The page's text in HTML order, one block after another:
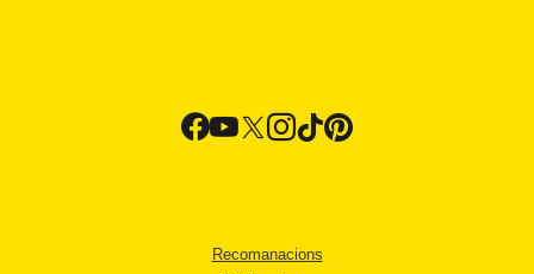
Recomanacions